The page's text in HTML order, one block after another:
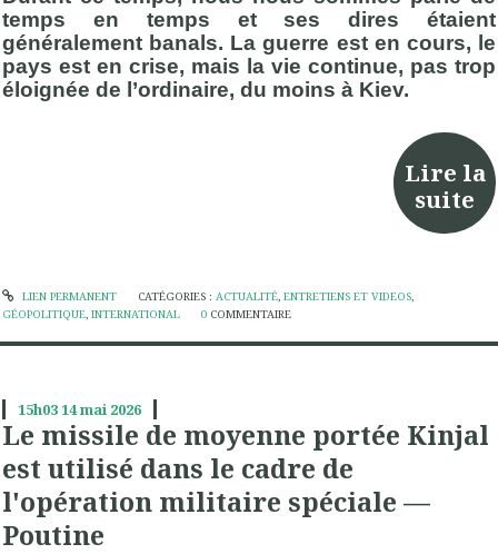
temps en temps et ses dires étaient
généralement banals. La guerre est en cours, le
pays est en crise, mais la vie continue, pas trop
éloignée de l’ordinaire, du moins à Kiev.
Lire la
suite
LIEN PERMANENT CATÉGORIES : ACTUALITÉ, ENTRETIENS ET VIDEOS,
GÉOPOLITIQUE INTERNATIONAL 0 COMMENTAIRE
15h0314mai 2026
Le missile de moyenne portée Kinjal
est utilisé dans le cadre de
l'opération militaire spéciale —
Poutine